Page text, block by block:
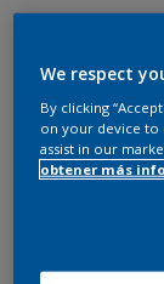
Blanco roto
Cantidad
We respect
By clicking
on your device to
assist in our
obtener más